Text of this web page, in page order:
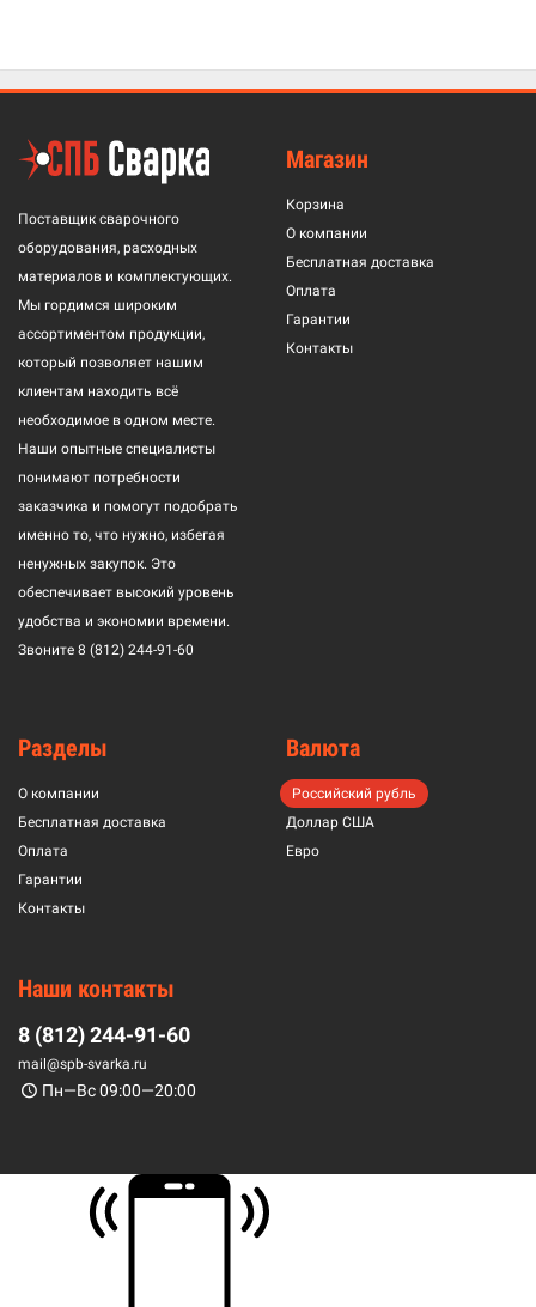
Поставщик сварочного
оборудования, расходных
материалов и комплектующих.
Мы гордимся широким
ассортиментом продукции,
который позволяет нашим
клиентам находить всё
необходимое в одном месте.
Наши опытные специалисты
понимают потребности
заказчика и помогут подобрать
именно то, что нужно, избегая
ненужных закупок. Это
обеспечивает высокий уровень
удобства и экономии времени.
Звоните 8 (812) 244-91-60
Магазин
Корзина
О компании
Бесплатная доставка
Оплата
Гарантии
Контакты
Разделы
О компании
Бесплатная доставка
Оплата
Гарантии
Контакты
Валюта
Российский рубль
Доллар США
Евро
Наши контакты
8 (812) 244-91-60
mail@spb-svarka.ru
Пн—Вс 09:00—20:00